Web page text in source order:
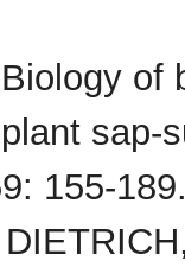
of
sap-
155-